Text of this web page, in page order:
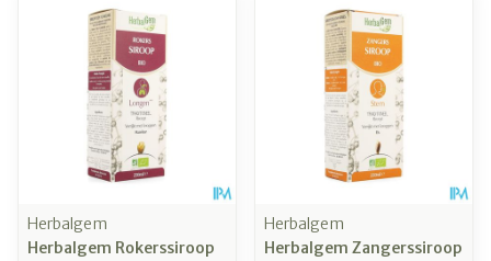
Herbalgem
Herbalgem Rokerssiroop
Herbalgem
Herbalgem Zangerssiroop